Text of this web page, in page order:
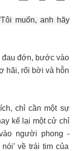
muốn, anh hãy
đau đớn, bước vào
hãi, rối bời và hỗn
chỉ cần một sự
kể lại một cử chỉ
người phong -
’ về trái tim của